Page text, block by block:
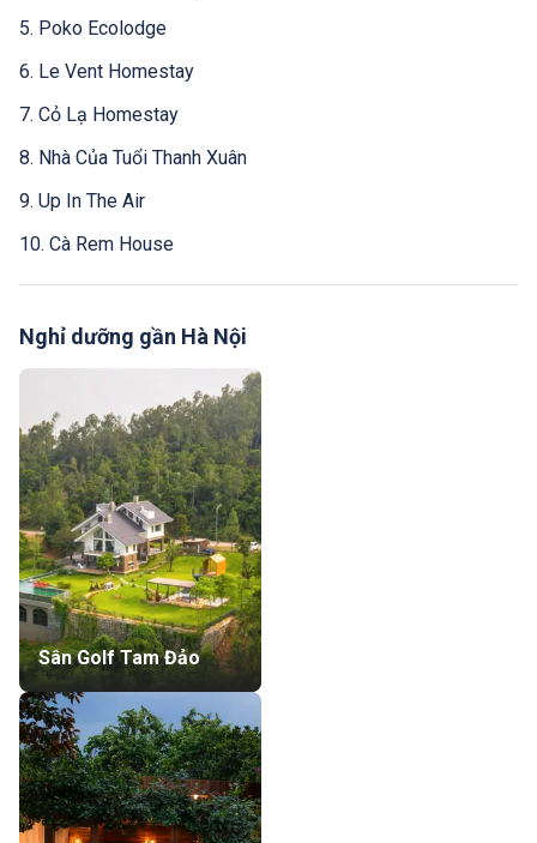
5. Poko Ecolodge
6. Le Vent Homestay
7. Cỏ Lạ Homestay
8. Nhà Của Tuổi Thanh Xuân
9. Up In The Air
10. Cà Rem House
Nghỉ dưỡng gần Hà Nội
Sân Golf Tam Đảo